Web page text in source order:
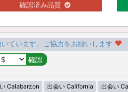
確認済み品質
ています。ご協力をお願いします
Calabarzon 出会い California 出会い